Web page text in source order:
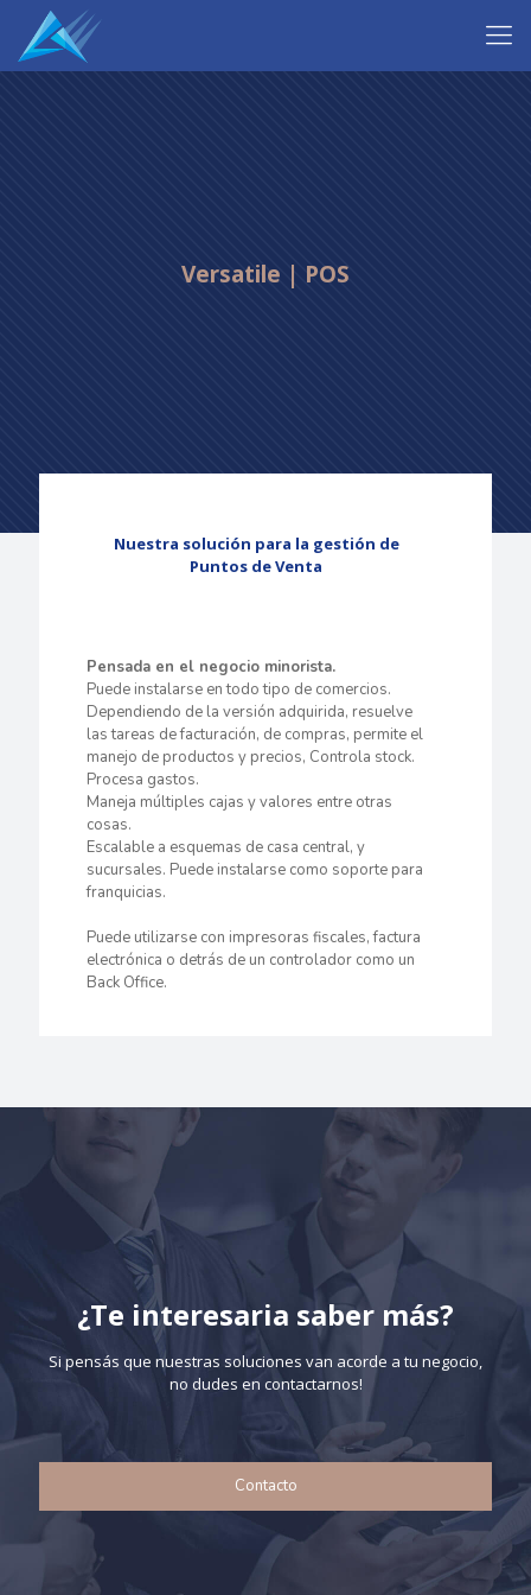
Versatile | POS
Nuestra solución para la gestión de
Puntos de Venta
Pensada en el negocio minorista.
Puede instalarse en todo tipo de comercios.
Dependiendo de la versión adquirida, resuelve
las tareas de facturación, de compras, permite el
manejo de productos y precios, Controla stock.
Procesa gastos.
Maneja múltiples cajas y valores entre otras
cosas.
Escalable a esquemas de casa central, y
sucursales. Puede instalarse como soporte para
franquicias.
Puede utilizarse con impresoras fiscales, factura
electrónica o detrás de un controlador como un
Back Office.
¿Te interesaria saber más?
Si pensás que nuestras soluciones van acorde a tu negocio,
no dudes en contactarnos!
Contacto